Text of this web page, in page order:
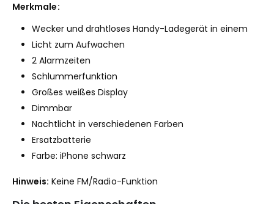
Merkmale:
Wecker und drahtloses Handy-Ladegerät in einem
Licht zum Aufwachen
2 Alarmzeiten
Schlummerfunktion
Großes weißes Display
Dimmbar
Nachtlicht in verschiedenen Farben
Ersatzbatterie
Farbe: iPhone schwarz
Hinweis: Keine FM/Radio-Funktion